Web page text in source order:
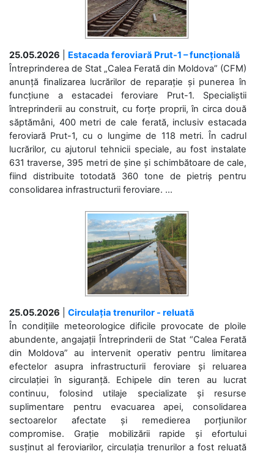
25.05.2026
Estacada feroviară Prut-1 – funcțională
Întreprinderea de Stat „Calea Ferată din Moldova” (CFM)
anunță finalizarea lucrărilor de reparație și punerea în
funcțiune a estacadei feroviare Prut-1. Specialiștii
întreprinderii au construit, cu forțe proprii, în circa două
săptămâni, 400 metri de cale ferată, inclusiv estacada
feroviară Prut-1, cu o lungime de 118 metri. În cadrul
lucrărilor, cu ajutorul tehnicii speciale, au fost instalate
631 traverse, 395 metri de șine și schimbătoare de cale,
fiind distribuite totodată 360 tone de pietriș pentru
consolidarea infrastructurii feroviare. ...
25.05.2026
Circulația trenurilor - reluată
În condițiile meteorologice dificile provocate de ploile
abundente, angajații Întreprinderii de Stat “Calea Ferată
din Moldova” au intervenit operativ pentru limitarea
efectelor asupra infrastructurii feroviare și reluarea
circulației în siguranță. Echipele din teren au lucrat
continuu, folosind utilaje specializate și resurse
suplimentare pentru evacuarea apei, consolidarea
sectoarelor afectate și remedierea porțiunilor
compromise. Grație mobilizării rapide și efortului
susținut al feroviarilor, circulația trenurilor a fost reluată